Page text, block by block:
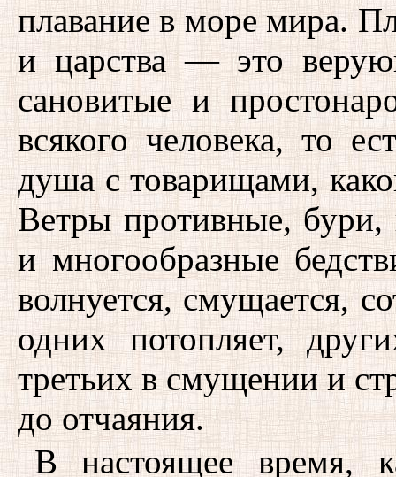
плавание в море мира.
и царства — это
сановитые и
всякого человека, то
душа с товарищами,
Ветры противные,
и многообразные
волнуется, смущается,
одних потопляет,
третьих в смущении и
до отчаяния.
В настоящее время,